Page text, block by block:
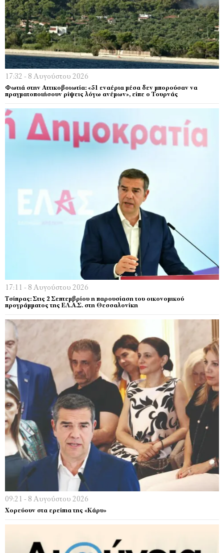
17:32 - 8 Αυγούστου 2026
Φωτιά στην Αττικοβοιωτία: «51 εναέρια μέσα δεν μπορούσαν να
πραγματοποιήσουν ρίψεις λόγω ανέμων», είπε ο Τουρνάς
17:11 - 8 Αυγούστου 2026
Τσίπρας: Στις 2 Σεπτεμβρίου η παρουσίαση του οικονομικού
προγράμματος της ΕΛ.Α.Σ. στη Θεσσαλονίκη
09:21 - 8 Αυγούστου 2026
Χορεύουν στα ερείπια της «Κάρυ»